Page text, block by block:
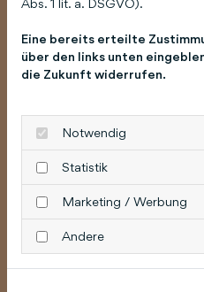
Abs. 1 lit. a. DSGVO).
Eine bereits erteilte
über den links unten
die Zukunft widerrufen.
Notwendig
Statistik
Marketing / Werbung
Andere